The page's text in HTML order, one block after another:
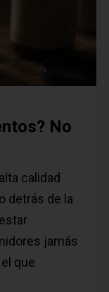
No
calidad
detrás de la
jamás
que